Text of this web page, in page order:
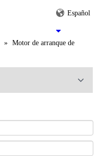
Español
» Motor de arranque de